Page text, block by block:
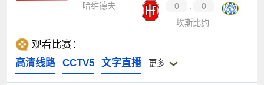
哈维德夫
0 :
0
埃斯比约
观看比赛：
高清线路
CCTV5 文字直播 更多